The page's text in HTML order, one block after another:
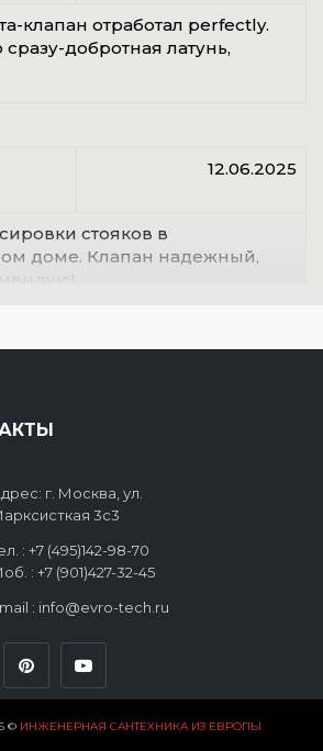
клапан отработал perfectly.
добротная латунь,
12.06.2025
стояков в
доме. Клапан надежный,
г. Москва, ул.
3с3
: +7 (495)142-98-70
: +7 (901)427-32-45
: info@evro-tech.ru
© ИНЖЕНЕРНАЯ САНТЕХНИКА ИЗ ЕВРОПЫ